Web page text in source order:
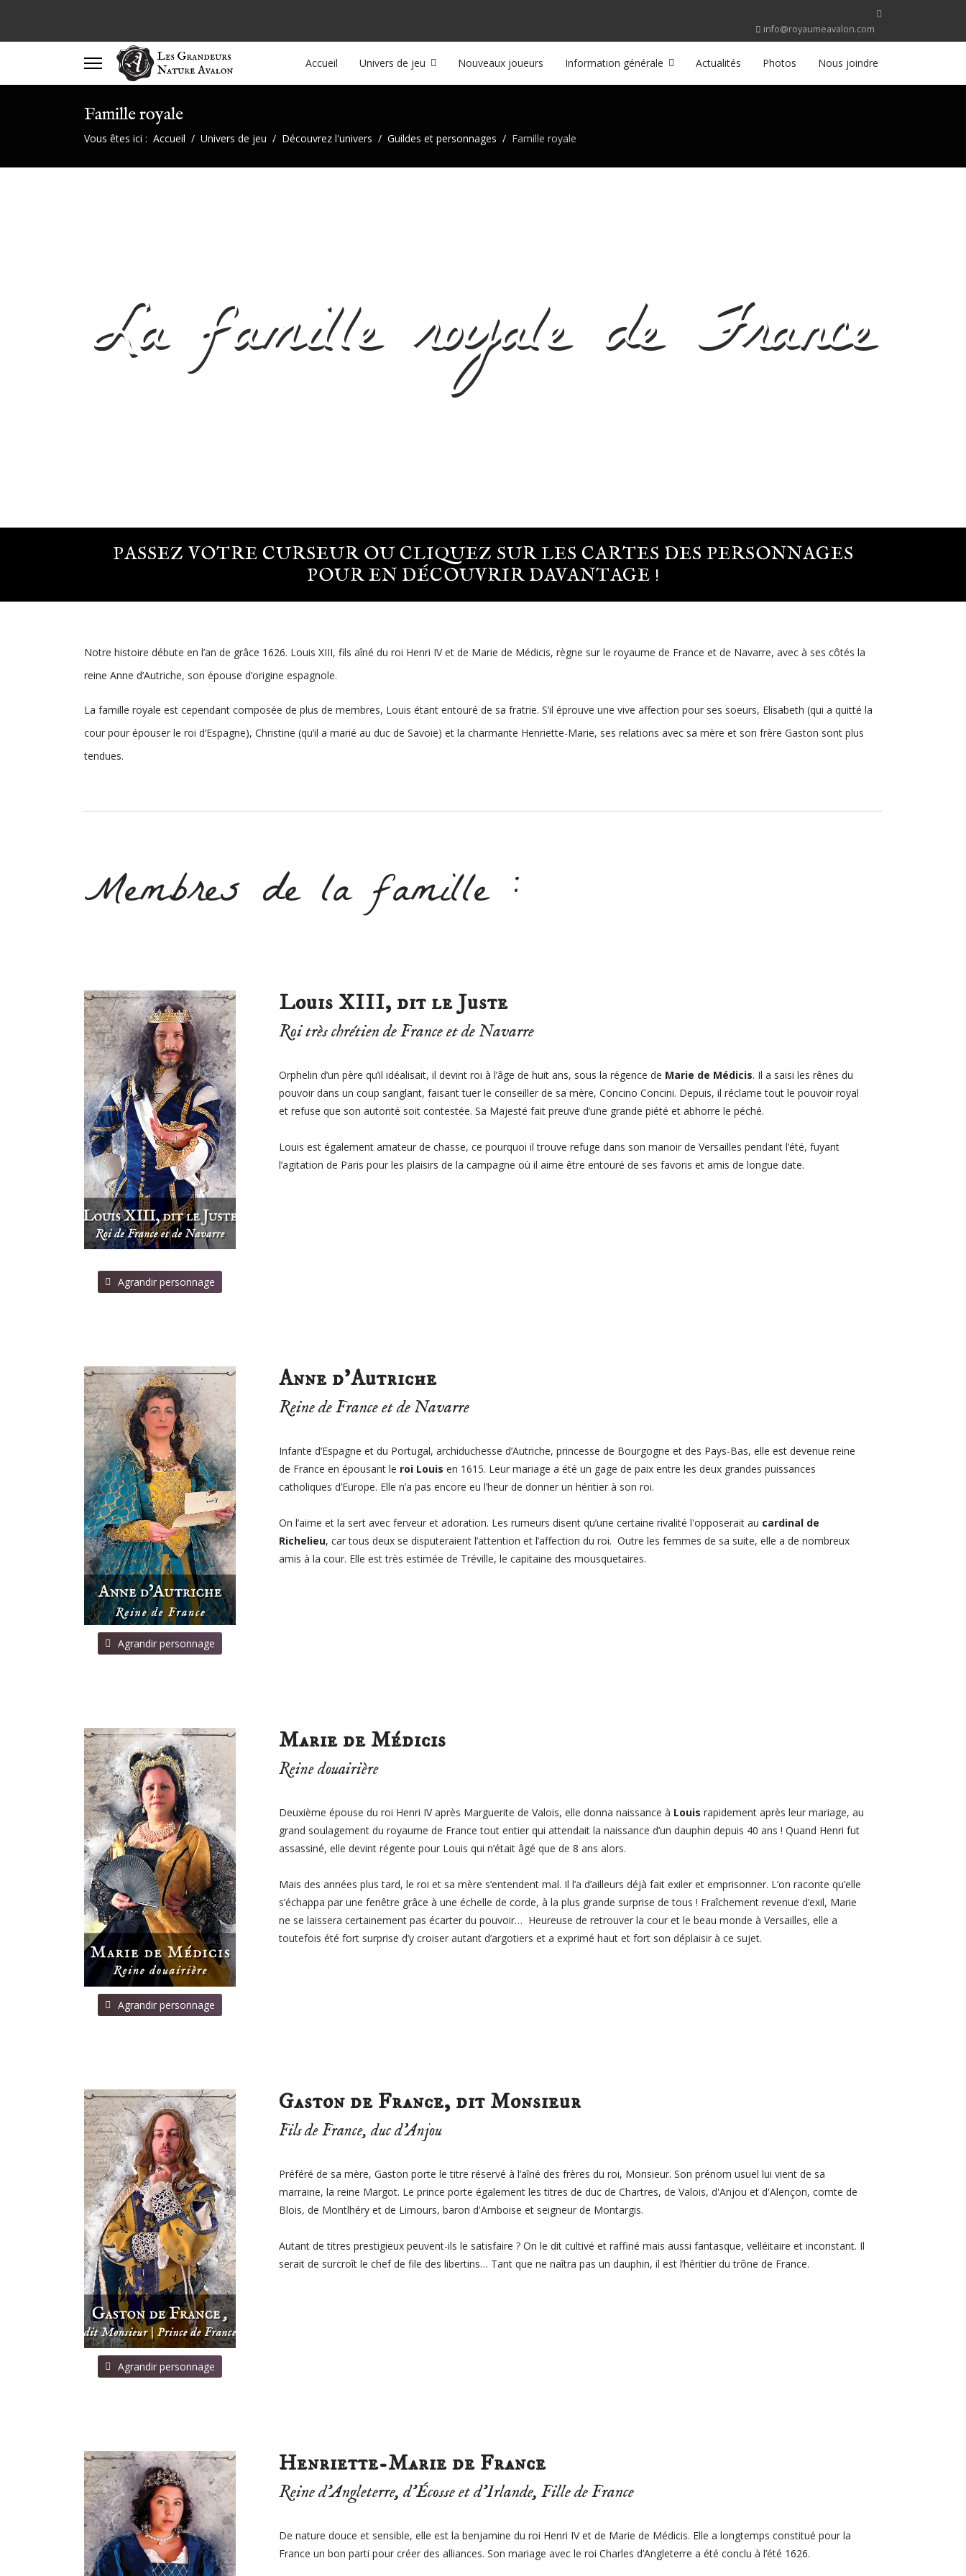
info@royaumeavalon.com
Accueil Univers de jeu Nouveaux joueurs Information générale Actualités Photos Nous joindre
Famille royale
Vous êtes ici : Accueil Univers de jeu Découvrez l'univers Guildes et personnages Famille royale
La famille royale de France
PASSEZ VOTRE CURSEUR OU CLIQUEZ SUR LES CARTES DES PERSONNAGES
POUR EN DÉCOUVRIR DAVANTAGE !
Notre histoire débute en l’an de grâce 1626. Louis XIII, fils aîné du roi Henri IV et de Marie de Médicis, règne sur le royaume de France et de Navarre, avec à ses côtés la
reine Anne d’Autriche, son épouse d’origine espagnole.
La famille royale est cependant composée de plus de membres, Louis étant entouré de sa fratrie. S’il éprouve une vive affection pour ses soeurs, Elisabeth (qui a quitté la
cour pour épouser le roi d’Espagne), Christine (qu’il a marié au duc de Savoie) et la charmante Henriette-Marie, ses relations avec sa mère et son frère Gaston sont plus
tendues.
Membres de la famille :
⠀Agrandir personnage
Louis XIII, dit le Juste
Roi très chrétien de France et de Navarre
Orphelin d’un père qu’il idéalisait, il devint roi à l’âge de huit ans, sous la régence de Marie de Médicis. Il a saisi les rênes du
pouvoir dans un coup sanglant, faisant tuer le conseiller de sa mère, Concino Concini. Depuis, il réclame tout le pouvoir royal
et refuse que son autorité soit contestée. Sa Majesté fait preuve d’une grande piété et abhorre le péché.
Louis est également amateur de chasse, ce pourquoi il trouve refuge dans son manoir de Versailles pendant l’été, fuyant
l’agitation de Paris pour les plaisirs de la campagne où il aime être entouré de ses favoris et amis de longue date.
⠀Agrandir personnage
Anne d’Autriche
Reine de France et de Navarre
Infante d’Espagne et du Portugal, archiduchesse d’Autriche, princesse de Bourgogne et des Pays-Bas, elle est devenue reine
de France en épousant le roi Louis en 1615. Leur mariage a été un gage de paix entre les deux grandes puissances
catholiques d’Europe. Elle n’a pas encore eu l’heur de donner un héritier à son roi.
On l’aime et la sert avec ferveur et adoration. Les rumeurs disent qu’une certaine rivalité l'opposerait au cardinal de
Richelieu, car tous deux se disputeraient l’attention et l’affection du roi. Outre les femmes de sa suite, elle a de nombreux
amis à la cour. Elle est très estimée de Tréville, le capitaine des mousquetaires.
⠀Agrandir personnage
Marie de Médicis
Reine douairière
Deuxième épouse du roi Henri IV après Marguerite de Valois, elle donna naissance à Louis rapidement après leur mariage, au
grand soulagement du royaume de France tout entier qui attendait la naissance d’un dauphin depuis 40 ans ! Quand Henri fut
assassiné, elle devint régente pour Louis qui n’était âgé que de 8 ans alors.
Mais des années plus tard, le roi et sa mère s’entendent mal. Il l’a d’ailleurs déjà fait exiler et emprisonner. L’on raconte qu’elle
s’échappa par une fenêtre grâce à une échelle de corde, à la plus grande surprise de tous ! Fraîchement revenue d’exil, Marie
ne se laissera certainement pas écarter du pouvoir… Heureuse de retrouver la cour et le beau monde à Versailles, elle a
toutefois été fort surprise d’y croiser autant d’argotiers et a exprimé haut et fort son déplaisir à ce sujet.
⠀Agrandir personnage
Gaston de France, dit Monsieur
Fils de France, duc d’Anjou
Préféré de sa mère, Gaston porte le titre réservé à l’aîné des frères du roi, Monsieur. Son prénom usuel lui vient de sa
marraine, la reine Margot. Le prince porte également les titres de duc de Chartres, de Valois, d'Anjou et d'Alençon, comte de
Blois, de Montlhéry et de Limours, baron d'Amboise et seigneur de Montargis.
Autant de titres prestigieux peuvent-ils le satisfaire ? On le dit cultivé et raffiné mais aussi fantasque, velléitaire et inconstant. Il
serait de surcroît le chef de file des libertins… Tant que ne naîtra pas un dauphin, il est l’héritier du trône de France.
Henriette-Marie de France
Reine d’Angleterre, d’Écosse et d’Irlande, Fille de France
De nature douce et sensible, elle est la benjamine du roi Henri IV et de Marie de Médicis. Elle a longtemps constitué pour la
France un bon parti pour créer des alliances. Son mariage avec le roi Charles d’Angleterre a été conclu à l’été 1626.